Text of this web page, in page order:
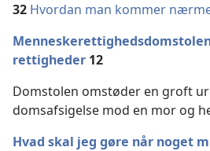
32 Hvordan man kommer
rettigheder 12
Domstolen omstøder en groft
domsafsigelse mod en mor og
Hvad skal jeg gøre når noget